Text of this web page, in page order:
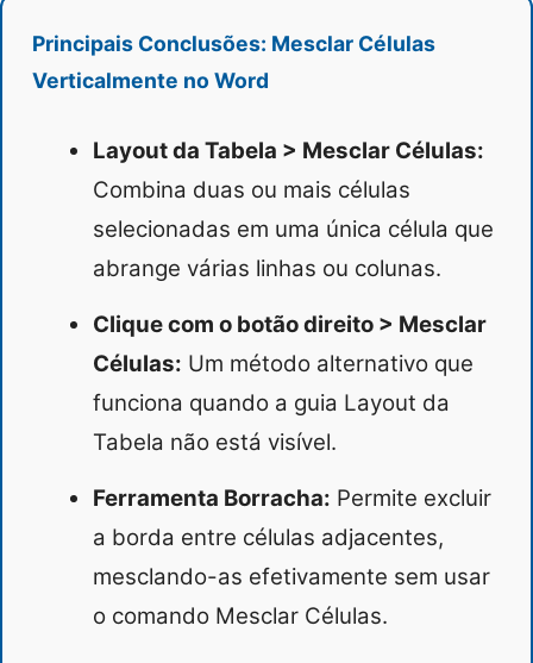
Principais Conclusões: Mesclar Células
Verticalmente no Word
Layout da Tabela > Mesclar Células:
Combina duas ou mais células
selecionadas em uma única célula que
abrange várias linhas ou colunas.
Clique com o botão direito > Mesclar
Células: Um método alternativo que
funciona quando a guia Layout da
Tabela não está visível.
Ferramenta Borracha: Permite excluir
a borda entre células adjacentes,
mesclando-as efetivamente sem usar
o comando Mesclar Células.